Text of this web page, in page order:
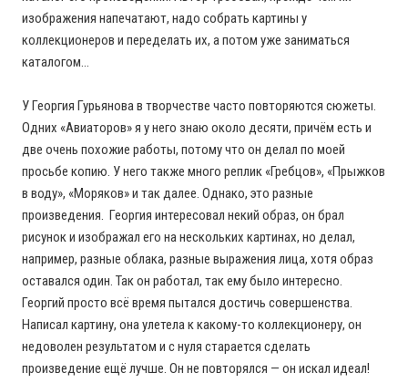
изображения напечатают, надо собрать картины у
коллекционеров и переделать их, а потом уже заниматься
каталогом…
У Георгия Гурьянова в творчестве часто повторяются сюжеты.
Одних «Авиаторов» я у него знаю около десяти, причём есть и
две очень похожие работы, потому что он делал по моей
просьбе копию. У него также много реплик «Гребцов», «Прыжков
в воду», «Моряков» и так далее. Однако, это разные
произведения. Георгия интересовал некий образ, он брал
рисунок и изображал его на нескольких картинах, но делал,
например, разные облака, разные выражения лица, хотя образ
оставался один. Так он работал, так ему было интересно.
Георгий просто всё время пытался достичь совершенства.
Написал картину, она улетела к какому-то коллекционеру, он
недоволен результатом и с нуля старается сделать
произведение ещё лучше. Он не повторялся — он искал идеал!